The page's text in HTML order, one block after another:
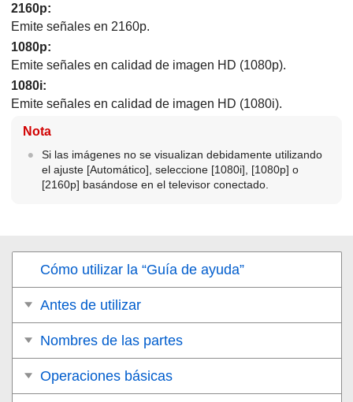
2160p:
Emite señales en 2160p.
1080p:
Emite señales en calidad de imagen HD (1080p).
1080i:
Emite señales en calidad de imagen HD (1080i).
Nota
Si las imágenes no se visualizan debidamente utilizando
el ajuste [Automático] , seleccione [1080i] [1080p] o
[2160p] basándose en el televisor conectado.
Cómo utilizar la “Guía de ayuda”
Antes de utilizar
Nombres de las partes
Operaciones básicas